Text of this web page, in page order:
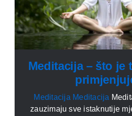
Meditacija – što je
Meditacija Meditacija
zauzimaju sve istaknu­tije